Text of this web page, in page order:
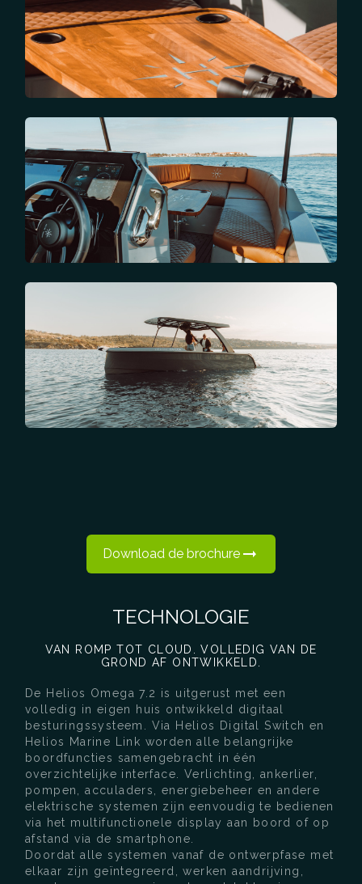
Download de brochure
TECHNOLOGIE
VAN ROMP TOT CLOUD. VOLLEDIG VAN DE
GROND AF ONTWIKKELD.
De Helios Omega 7.2 is uitgerust met een
volledig in eigen huis ontwikkeld digitaal
besturingssysteem. Via Helios Digital Switch en
Helios Marine Link worden alle belangrijke
boordfuncties samengebracht in één
overzichtelijke interface. Verlichting, ankerlier,
pompen, acculaders, energiebeheer en andere
elektrische systemen zijn eenvoudig te bedienen
via het multifunctionele display aan boord of op
afstand via de smartphone.
Doordat alle systemen vanaf de ontwerpfase met
elkaar zijn geïntegreerd, werken aandrijving,